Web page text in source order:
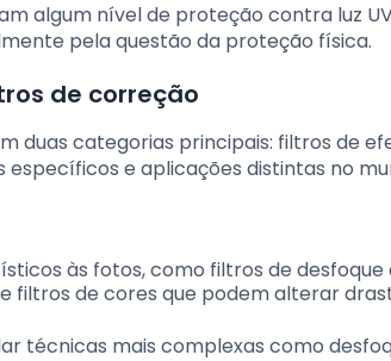
algum nível de proteção contra luz
pela questão da proteção física.
de correção
duas categorias principais: filtros de
e aplicações distintas no
às fotos, como filtros de
filtros de cores que podem alterar
técnicas mais complexas como